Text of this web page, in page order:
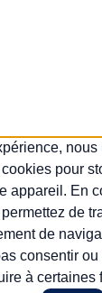
pour
appareil. En
de
de
consentir ou
à certaines